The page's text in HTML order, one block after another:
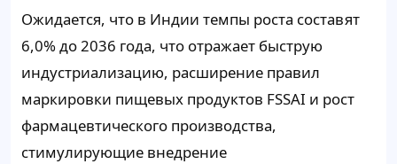
Ожидается, что в Индии темпы роста составят
6,0% до 2036 года, что отражает быструю
индустриализацию, расширение правил
маркировки пищевых продуктов FSSAI и рост
фармацевтического производства,
стимулирующие внедрение